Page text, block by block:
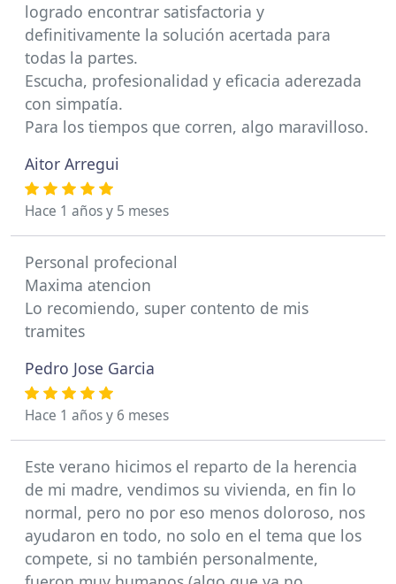
logrado encontrar satisfactoria y
definitivamente la solución acertada para
todas la partes.
Escucha, profesionalidad y eficacia aderezada
con simpatía.
Para los tiempos que corren, algo maravilloso.
Aitor Arregui
Hace 1 años y 5 meses
Personal profecional
Maxima atencion
Lo recomiendo, super contento de mis
tramites
Pedro Jose Garcia
Hace 1 años y 6 meses
Este verano hicimos el reparto de la herencia
de mi madre, vendimos su vivienda, en fin lo
normal, pero no por eso menos doloroso, nos
ayudaron en todo, no solo en el tema que los
compete, si no también personalmente,